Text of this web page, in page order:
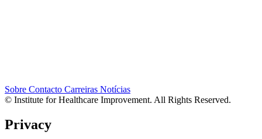
Sobre Contacto Carreiras Notícias
© Institute for Healthcare Improvement. All Rights Reserved.
Privacy